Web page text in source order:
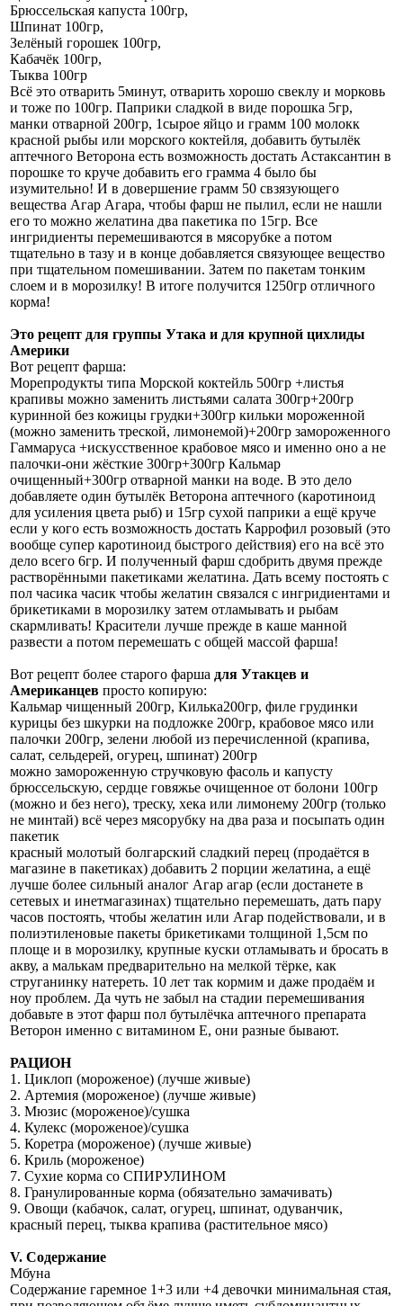
Брюссельская капуста 100гр,
Шпинат 100гр,
Зелёный горошек 100гр,
Кабачёк 100гр,
Тыква 100гр
Всё это отварить 5минут, отварить хорошо свеклу и морковь
и тоже по 100гр. Паприки сладкой в виде порошка 5гр,
манки отварной 200гр, 1сырое яйцо и грамм 100 молокк
красной рыбы или морского коктейля, добавить бутылёк
аптечного Веторона есть возможность достать Астаксантин в
порошке то круче добавить его грамма 4 было бы
изумительно! И в довершение грамм 50 свзязующего
вещества Агар Агара, чтобы фарш не пылил, если не нашли
его то можно желатина два пакетика по 15гр. Все
ингридиенты перемешиваются в мясорубке а потом
тщательно в тазу и в конце добавляется связующее вещество
при тщательном помешивании. Затем по пакетам тонким
слоем и в морозилку! В итоге получится 1250гр отличного
корма!
Это рецепт для группы Утака и для крупной цихлиды
Америки
Вот рецепт фарша:
Морепродукты типа Морской коктейль 500гр +листья
крапивы можно заменить листьями салата 300гр+200гр
куринной без кожицы грудки+300гр кильки мороженной
(можно заменить треской, лимонемой)+200гр замороженного
Гаммаруса +искусственное крабовое мясо и именно оно а не
палочки-они жёсткие 300гр+300гр Кальмар
очищенный+300гр отварной манки на воде. В это дело
добавляете один бутылёк Веторона аптечного (каротиноид
для усиления цвета рыб) и 15гр сухой паприки а ещё круче
если у кого есть возможность достать Каррофил розовый (это
вообще супер каротиноид быстрого действия) его на всё это
дело всего 6гр. И полученный фарш сдобрить двумя прежде
растворёнными пакетиками желатина. Дать всему постоять с
пол часика часик чтобы желатин связался с ингридиентами и
брикетиками в морозилку затем отламывать и рыбам
скармливать! Красители лучше прежде в каше манной
развести а потом перемешать с общей массой фарша!
Вот рецепт более старого фарша для Утакцев и
Американцев просто копирую:
Кальмар чищенный 200гр, Килька200гр, филе грудинки
курицы без шкурки на подложке 200гр, крабовое мясо или
палочки 200гр, зелени любой из перечисленной (крапива,
салат, сельдерей, огурец, шпинат) 200гр
можно замороженную стручковую фасоль и капусту
брюссельскую, сердце говяжье очищенное от болони 100гр
(можно и без него), треску, хека или лимонему 200гр (только
не минтай) всё через мясорубку на два раза и посыпать один
пакетик
красный молотый болгарский сладкий перец (продаётся в
магазине в пакетиках) добавить 2 порции желатина, а ещё
лучше более сильный аналог Агар агар (если достанете в
сетевых и инетмагазинах) тщательно перемешать, дать пару
часов постоять, чтобы желатин или Агар подействовали, и в
полиэтиленовые пакеты брикетиками толщиной 1,5см по
площе и в морозилку, крупные куски отламывать и бросать в
акву, а малькам предварительно на мелкой тёрке, как
струганинку натереть. 10 лет так кормим и даже продаём и
ноу проблем. Да чуть не забыл на стадии перемешивания
добавьте в этот фарш пол бутылёчка аптечного препарата
Веторон именно с витамином Е, они разные бывают.
РАЦИОН
1. Циклоп (мороженое) (лучше живые)
2. Артемия (мороженое) (лучше живые)
3. Мюзис (мороженое)/сушка
4. Кулекс (мороженое)/сушка
5. Коретра (мороженое) (лучше живые)
6. Криль (мороженое)
7. Сухие корма со СПИРУЛИНОМ
8. Гранулированные корма (обязательно замачивать)
9. Овощи (кабачок, салат, огурец, шпинат, одуванчик,
красный перец, тыква крапива (растительное мясо)
V. Содержание
Мбуна
Содержание гаремное 1+3 или +4 девочки минимальная стая,